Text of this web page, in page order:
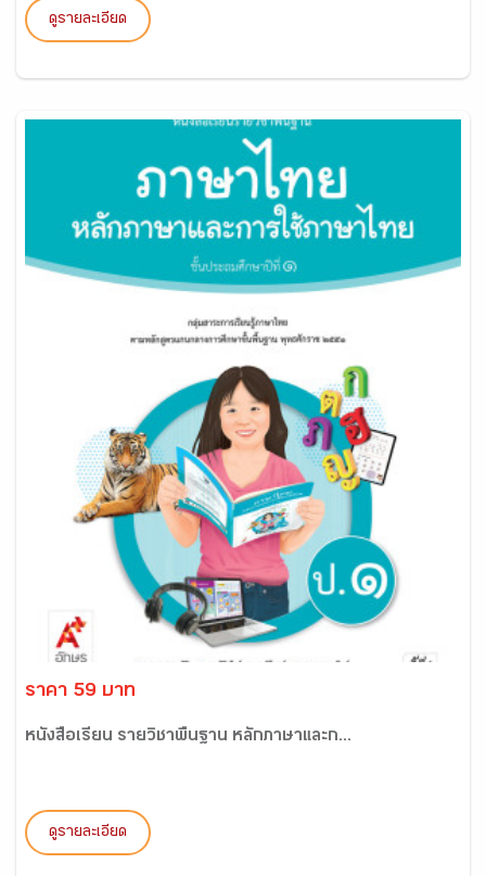
ดูรายละเอียด
ราคา 59 บาท
หนังสือเรียน รายวิชาพื้นฐาน หลักภาษาและก...
ดูรายละเอียด